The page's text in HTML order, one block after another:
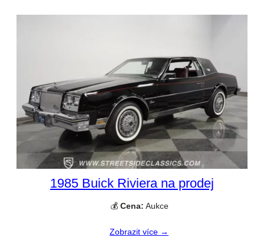
1985 Buick Riviera na prodej
💰 Cena: Aukce
Zobrazit více →